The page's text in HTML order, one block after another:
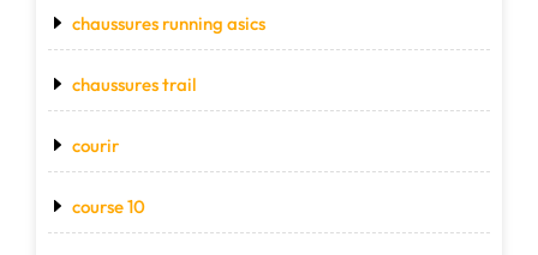
chaussures running asics
chaussures trail
courir
course 10